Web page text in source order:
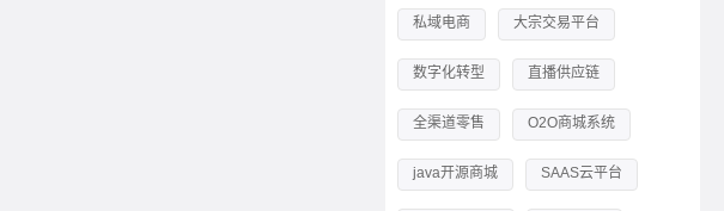
私域电商 大宗交易平台
数字化转型 直播供应链
全渠道零售 O2O商城系统
java开源商城 SAAS云平台